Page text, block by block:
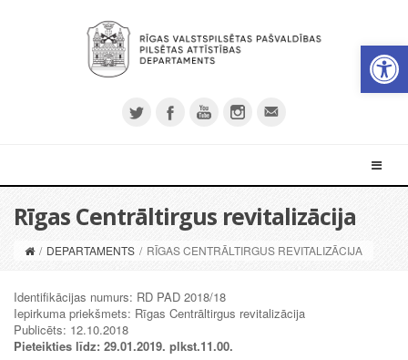
Rīgas Centrāltirgus revitalizācija
/ DEPARTAMENTS / RĪGAS CENTRĀLTIRGUS REVITALIZĀCIJA
Identifikācijas numurs: RD PAD 2018/18
Iepirkuma priekšmets: Rīgas Centrāltirgus revitalizācija
Publicēts: 12.10.2018
Pieteikties līdz: 29.01.2019. plkst.11.00.